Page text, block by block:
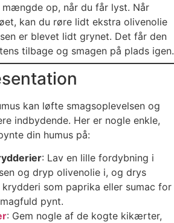
mængde op, når du får lyst. Når
kan du røre lidt ekstra olivenolie
er blevet lidt grynet. Det får den
tilbage og smagen på plads igen.
kan løfte smagsoplevelsen og
indbydende. Her er nogle enkle,
din humus på:
: Lav en lille fordybning i
og dryp olivenolie i, og drys
som paprika eller sumac for
pynt.
: Gem nogle af de kogte kikærter,